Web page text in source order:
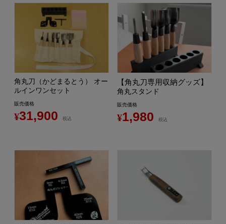
角丸刀（かどまるとう） オー
ルインワンセット
販売価格
¥31,900 税込
【角丸刀専用収納グッズ】
角丸スタンド
販売価格
¥1,980 税込